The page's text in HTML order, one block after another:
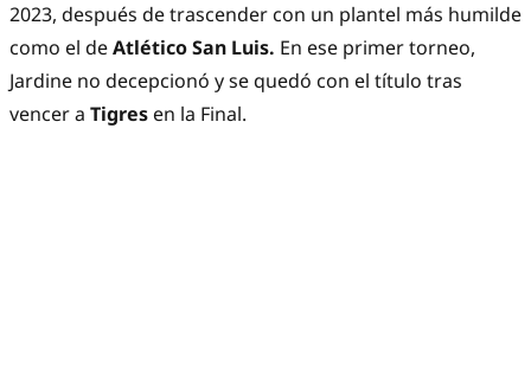
2023, después de trascender con un plantel más humilde
como el deAtlético San Luis. En ese primer torneo,
Jardine no decepcionó y se quedó con el título tras
vencer a Tigres en la Final.